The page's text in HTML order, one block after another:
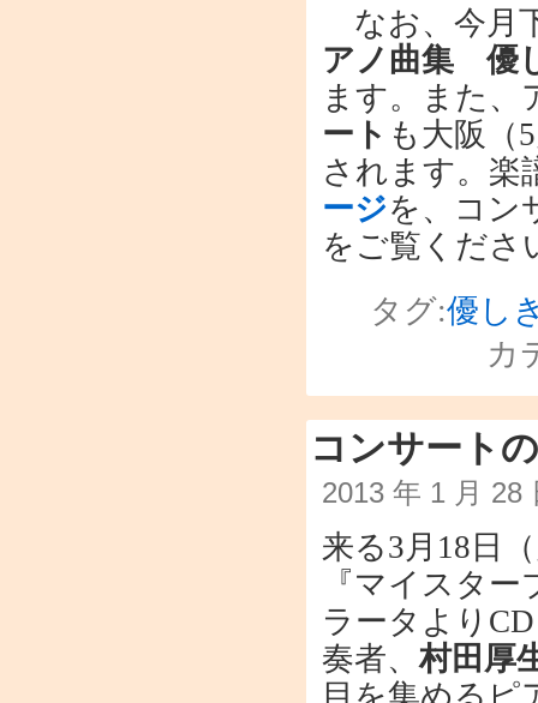
なお、今月
アノ曲集 優
ます。また、
ート も大阪（
されます。楽
ージを、コン
をご覧くださ
タグ:優し
カ
コンサート
2013 年 1 月 28
来る3月18日
『マイスタ
ラータより
奏者、村田厚
目を集めるピ